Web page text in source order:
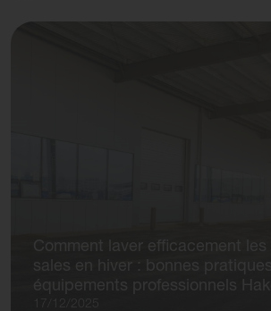
Comment laver efficacement les
sales en hiver : bonnes pratiques
équipements professionnels Hako
17/12/2025